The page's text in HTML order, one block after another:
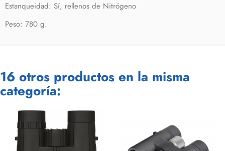
Estanqueidad: Sí, rellenos de Nitrógeno
Peso: 780 g.
16 otros productos en la misma
categoría: